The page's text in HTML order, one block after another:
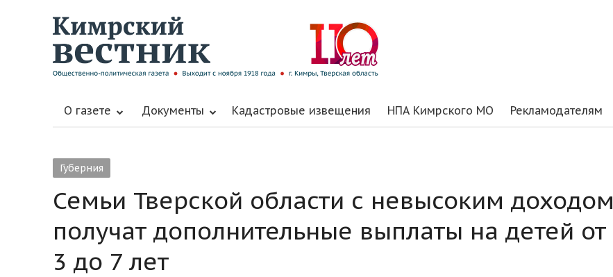
О газете Документы Кадастровые извещения НПА Кимрского МО Рекламодателям
Губерния
Семьи Тверской области с невысоким доходом
получат дополнительные выплаты на детей от
3 до 7 лет